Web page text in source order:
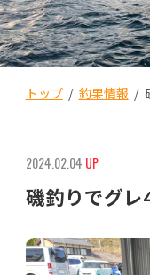
トップ/ 釣果情報 /
2024.02.04 UP
磯釣りでグレ